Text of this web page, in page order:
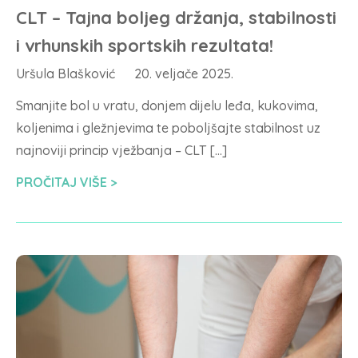
CLT – Tajna boljeg držanja, stabilnosti
i vrhunskih sportskih rezultata!
Uršula Blašković
20. veljače 2025.
Smanjite bol u vratu, donjem dijelu leđa, kukovima,
koljenima i gležnjevima te poboljšajte stabilnost uz
najnoviji princip vježbanja – CLT […]
PROČITAJ VIŠE